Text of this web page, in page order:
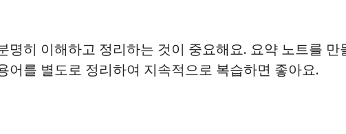
명히 이해하고 정리하는 것이 중요해요. 요약 노트를
어를 별도로 정리하여 지속적으로 복습하면 좋아요.